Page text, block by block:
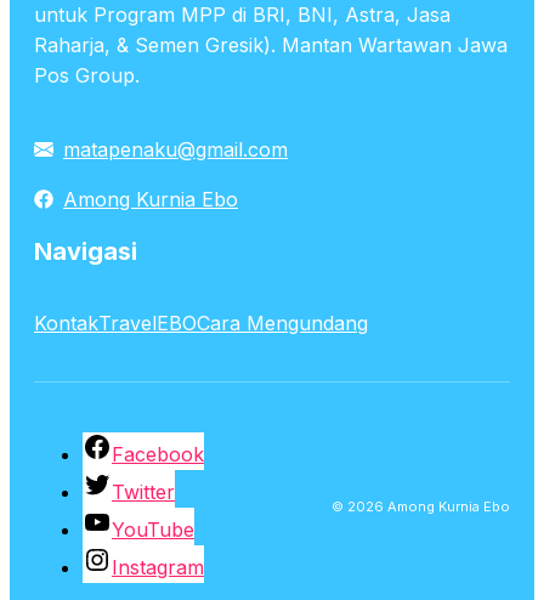
untuk Program MPP di BRI, BNI, Astra, Jasa
Raharja, & Semen Gresik). Mantan Wartawan Jawa
Pos Group.
matapenaku@gmail.com
Among Kurnia Ebo
Navigasi
KontakTravelEBOCara Mengundang
Facebook
Twitter
YouTube
Instagram
© 2026 Among Kurnia Ebo